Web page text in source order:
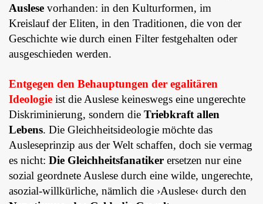
Auslese vorhanden: in den Kulturformen, im
Kreislauf der Eliten, in den Traditionen, die von der
Ge­schichte wie durch einen Filter festgehalten oder
ausgeschieden werden.
Ent­gegen den Behauptungen der egalitären
Ideologie ist die Auslese keineswegs eine ungerechte
Diskriminierung, sondern die Triebkraft allen
Lebens. Die Gleich­heitsideologie möchte das
Ausleseprinzip aus der Welt schaffen, doch sie vermag
es nicht: Die Gleichheitsfanatiker ersetzen nur eine
sozial geordne­te Auslese durch eine wilde, ungerechte,
asozial-willkürliche, nämlich die ›Auslese‹ durch den